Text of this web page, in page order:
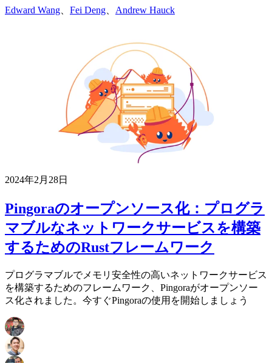
Edward Wang Fei Deng Andrew Hauck
2024年2月28日
Pingoraのオープンソース化：プログラ
マブルなネットワークサービスを構築
するためのRustフレームワーク
プログラマブルでメモリ安全性の高いネットワークサービス
を構築するためのフレームワーク、Pingoraがオープンソー
ス化されました。今すぐPingoraの使用を開始しましょう